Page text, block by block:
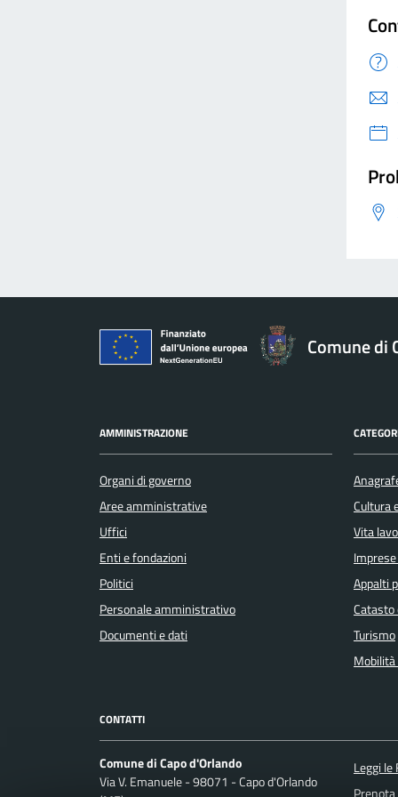
Comune di
AMMINISTRAZIONE
Organi di governo
Aree amministrative
Uffici
Enti e fondazioni
Politici
Personale amministrativo
Documenti e dati
Cultura
Vita
Appalti
Turismo
CONTATTI
Comune di Capo d'Orlando
Via V. Emanuele - 98071 - Capo d'Orlando
Leggi le